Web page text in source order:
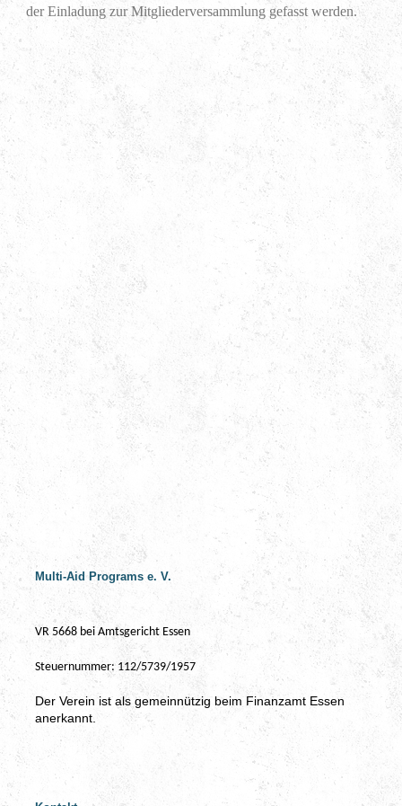
der Einladung zur Mitgliederversammlung gefasst werden.
Multi-Aid Programs e. V.
VR 5668 bei Amtsgericht Essen
Steuernummer: 112/5739/1957
Der Verein ist als gemeinnützig beim Finanzamt Essen
anerkannt.